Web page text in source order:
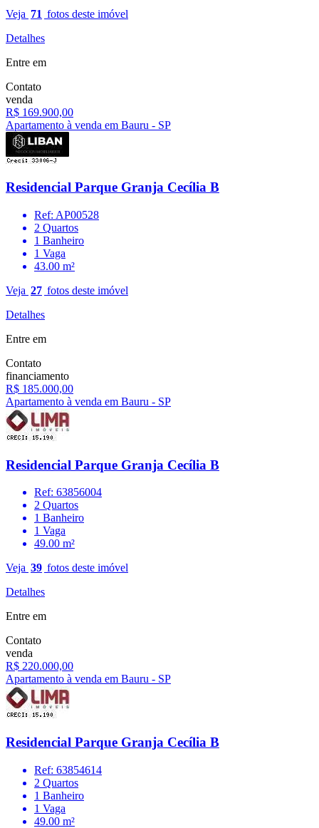
Veja 71 fotos deste imóvel
Detalhes
Entre em
Contato
venda
R$ 169.900,00
Apartamento à venda em Bauru - SP
Residencial Parque Granja Cecília B
Ref: AP00528
2 Quartos
1 Banheiro
1 Vaga
43.00 m²
Veja 27 fotos deste imóvel
Detalhes
Entre em
Contato
financiamento
R$ 185.000,00
Apartamento à venda em Bauru - SP
Residencial Parque Granja Cecília B
Ref: 63856004
2 Quartos
1 Banheiro
1 Vaga
49.00 m²
Veja 39 fotos deste imóvel
Detalhes
Entre em
Contato
venda
R$ 220.000,00
Apartamento à venda em Bauru - SP
Residencial Parque Granja Cecília B
Ref: 63854614
2 Quartos
1 Banheiro
1 Vaga
49.00 m²